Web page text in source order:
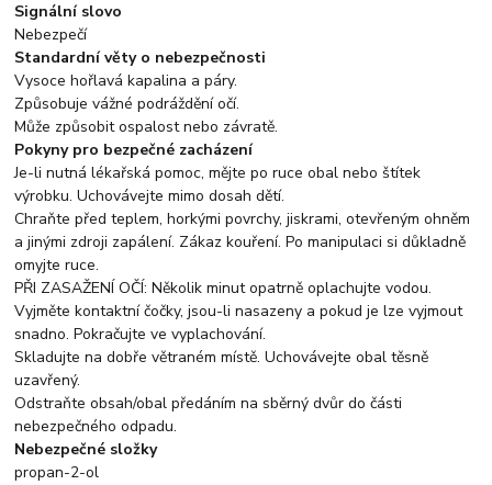
Signální slovo
Nebezpečí
Standardní věty o nebezpečnosti
Vysoce hořlavá kapalina a páry.
Způsobuje vážné podráždění očí.
Může způsobit ospalost nebo závratě.
Pokyny pro bezpečné zacházení
Je-li nutná lékařská pomoc, mějte po ruce obal nebo štítek
výrobku. Uchovávejte mimo dosah dětí.
Chraňte před teplem, horkými povrchy, jiskrami, otevřeným ohněm
a jinými zdroji zapálení. Zákaz kouření. Po manipulaci si důkladně
omyjte ruce.
PŘI ZASAŽENÍ OČÍ: Několik minut opatrně oplachujte vodou.
Vyjměte kontaktní čočky, jsou-li nasazeny a pokud je lze vyjmout
snadno. Pokračujte ve vyplachování.
Skladujte na dobře větraném místě. Uchovávejte obal těsně
uzavřený.
Odstraňte obsah/obal předáním na sběrný dvůr do části
nebezpečného odpadu.
Nebezpečné složky
propan-2-ol